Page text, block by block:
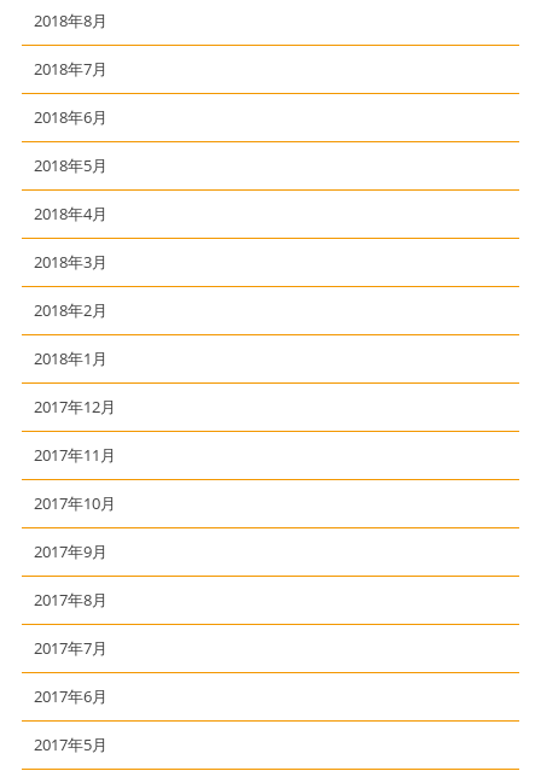
2018年8月
2018年7月
2018年6月
2018年5月
2018年4月
2018年3月
2018年2月
2018年1月
2017年12月
2017年11月
2017年10月
2017年9月
2017年8月
2017年7月
2017年6月
2017年5月